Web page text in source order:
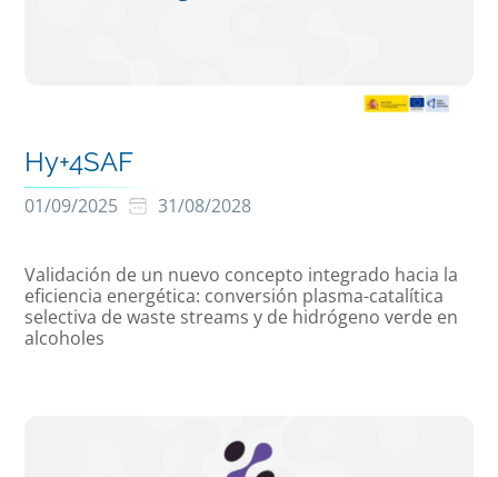
Hy+4SAF
01/09/2025 31/08/2028
Validación de un nuevo concepto integrado hacia la
eficiencia energética: conversión plasma-catalítica
selectiva de waste streams y de hidrógeno verde en
alcoholes